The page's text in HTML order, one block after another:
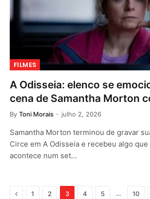
FILMES
A Odisseia: elenco se
cena de Samantha Morton
By Toni Morais julho 2, 2026
Samantha Morton terminou de gravar
Circe em A Odisseia e recebeu algo
acontece num set…
Previous
1 2 3 4 5 … 10